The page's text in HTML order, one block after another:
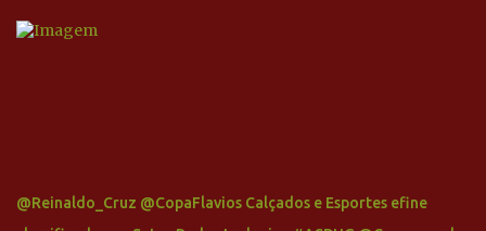
@Reinaldo_Cruz @CopaFlavios Calçados e Esportes efine